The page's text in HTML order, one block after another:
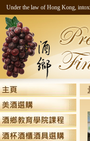
Under the law of Hong Kong,